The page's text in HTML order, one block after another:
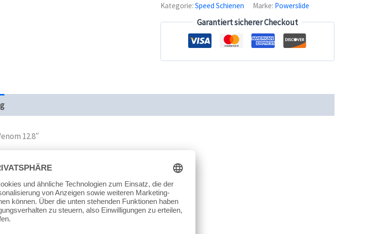
12.8"
165/195mm
Kategorie: Speed Schienen Marke: Powerslide
Garantiert sicherer Checkout
12.8″